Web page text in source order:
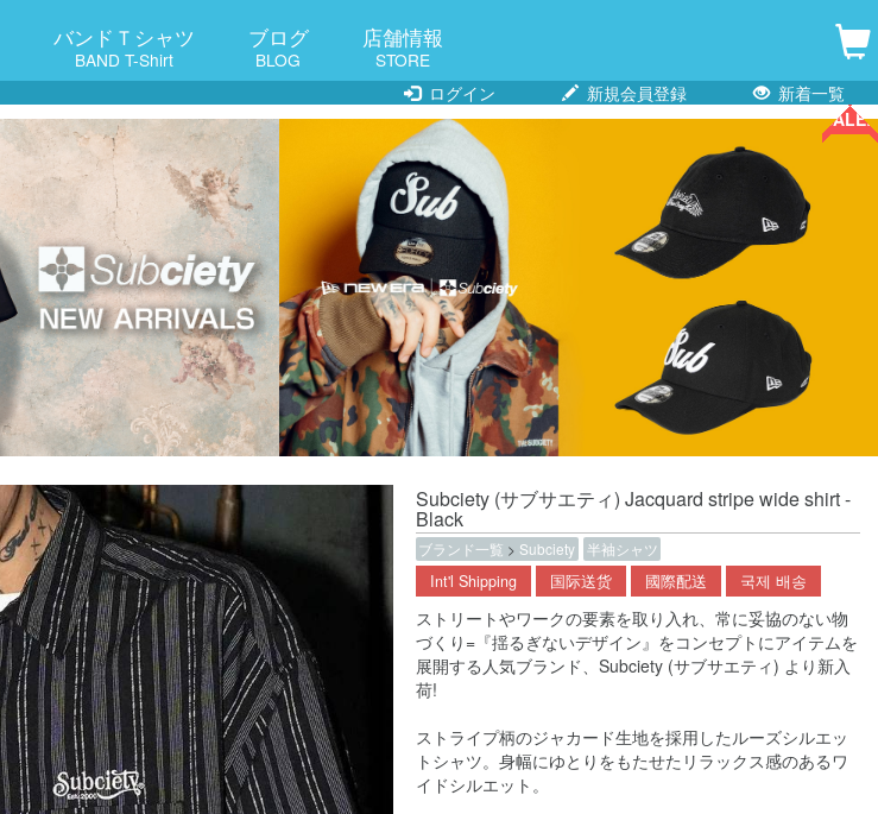
バンドＴシャツ
BAND T-Shirt
ブログ
BLOG
店舗情報
STORE
ログイン
新規会員登録 新着一覧
Subciety (サブサエティ) Jacquard stripe wide shirt -
Black
ブランド一覧 > Subciety 半袖シャツ
Int'l Shipping 国际送货 國際配送 국제 배송
ストリートやワークの要素を取り入れ、常に妥協のない物
づくり=『揺るぎないデザイン』をコンセプトにアイテムを
展開する人気ブランド、Subciety (サブサエティ) より新入
荷!
ストライプ柄のジャカード生地を採用したルーズシルエッ
トシャツ。身幅にゆとりをもたせたリラックス感のあるワ
イドシルエット。
SALE!!
SALE!!
SALE!!
SALE!!
SALE!!